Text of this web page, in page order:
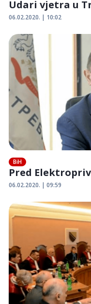
Udari vjetra u
06.02.2020. | 10:02
BiH
Pred
06.02.2020. | 09:59